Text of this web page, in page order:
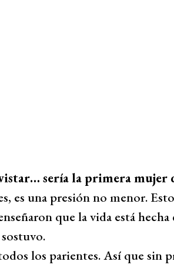
sería la primera mujer
es una presión no menor.
que la vida está hecha
los parientes. Así que sin